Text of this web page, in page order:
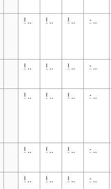
l .. l .. l .. - ..
l .. l .. l .. - ..
l .. l .. l .. - ..
l .. l .. l .. - ..
l .. l .. l .. - ..